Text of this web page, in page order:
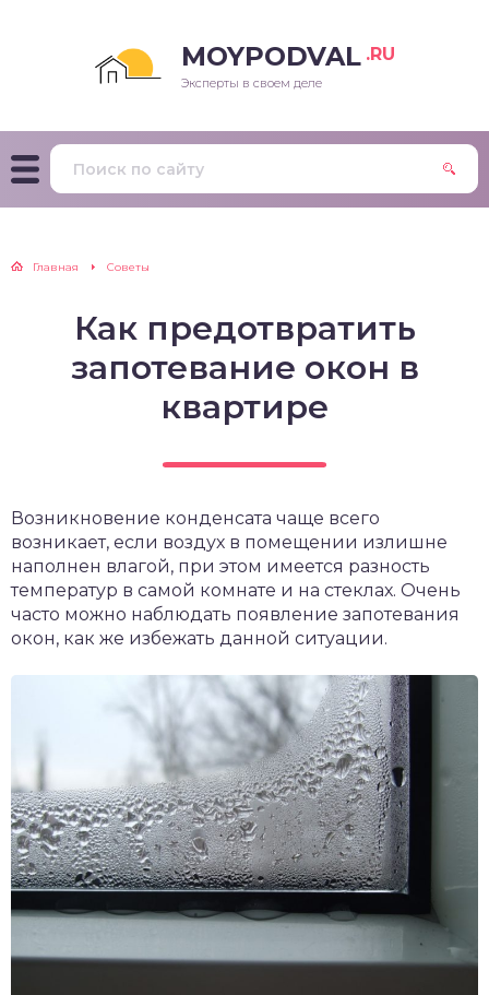
MOYPODVAL .RU
Эксперты в своем деле
Главная Советы
Как предотвратить
запотевание окон в
квартире
Возникновение конденсата чаще всего
возникает, если воздух в помещении излишне
наполнен влагой, при этом имеется разность
температур в самой комнате и на стеклах. Очень
часто можно наблюдать появление запотевания
окон, как же избежать данной ситуации.